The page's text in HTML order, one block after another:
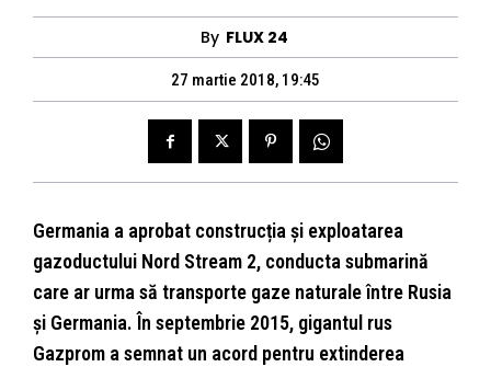
By FLUX 24
27 martie 2018, 19:45
Germania a aprobat construcția și exploatarea
gazoductului Nord Stream 2, conducta submarină
care ar urma să transporte gaze naturale între Rusia
și Germania. În septembrie 2015, gigantul rus
Gazprom a semnat un acord pentru extinderea